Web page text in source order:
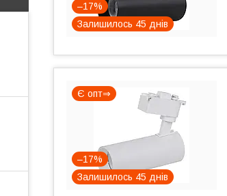
–17%
Залишилось 45 днів
Є опт⇒
–17%
Залишилось 45 днів